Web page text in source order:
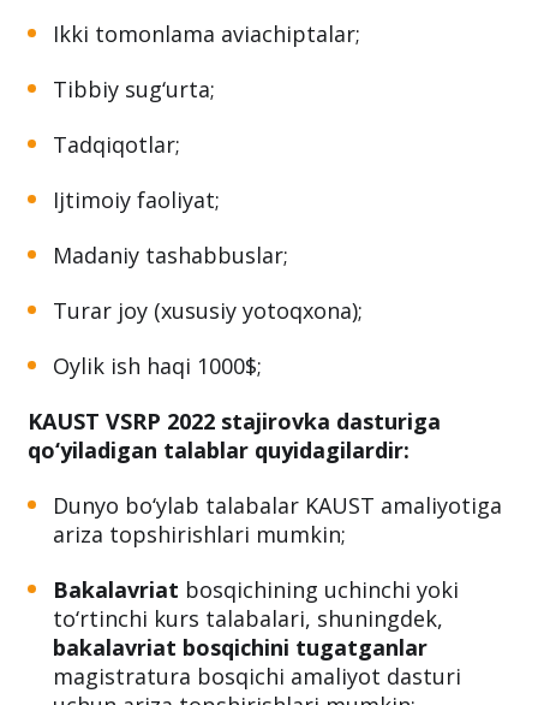
Oylik ish haqi 1000$;
KAUST VSRP 2022 stajirovka dasturiga
qo‘yiladigan talablar quyidagilardir:
Dunyo bo‘ylab talabalar KAUST amaliyotiga
ariza topshirishlari mumkin;
Bakalavriatbosqichining uchinchi yoki